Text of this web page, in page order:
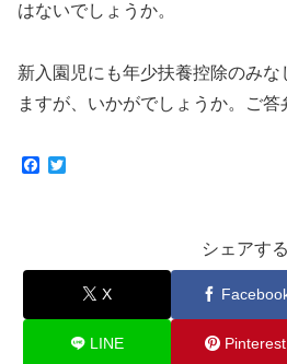
はないでしょうか。
新入園児にも年少扶養控除のみ
ますが、いかがでしょうか。ご答
F
o
r
シェアする
X
LINE Pinterest